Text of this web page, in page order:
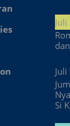
Si